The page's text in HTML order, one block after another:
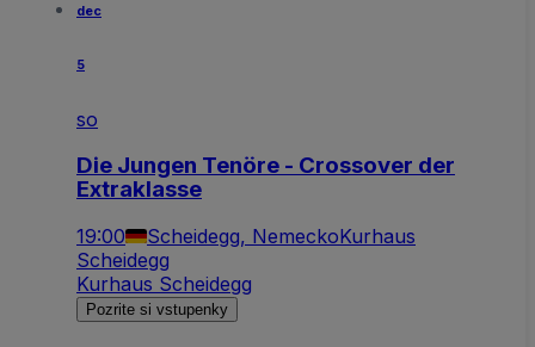
dec
5
so
Die Jungen Tenöre - Crossover der
Extraklasse
19:00 Scheidegg, NemeckoKurhaus
Scheidegg
Kurhaus Scheidegg
Pozrite si vstupenky